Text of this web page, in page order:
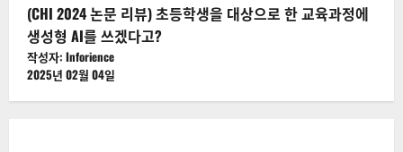
(CHI 2024 논문 리뷰) 초등학생을 대상으로 한 교육과정에
생성형 AI를 쓰겠다고?
작성자: Inforience
2025년 02월 04일